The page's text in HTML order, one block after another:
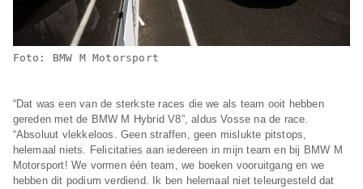
Foto: BMW M Motorsport
“Dat was een van de sterkste races die we als team ooit hebben
gereden met de BMW M Hybrid V8”, aldus Vosse na de race.
“Absoluut vlekkeloos. Geen straffen, geen mislukte pitstops,
helemaal niets. Felicitaties aan iedereen in mijn team en bij BMW M
Motorsport! We vormen één team, we boeken vooruitgang en we
hebben dit podium verdiend. Ik ben helemaal niet teleurgesteld dat